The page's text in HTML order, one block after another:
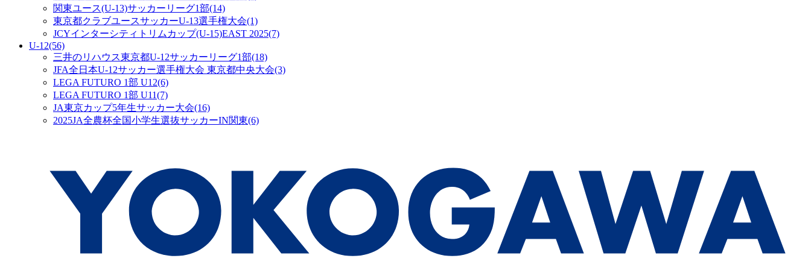
関東ユース(U-13)サッカーリーグ1部(14)
東京都クラブユースサッカーU-13選手権大会(1)
JCYインターシティトリムカップ(U-15)EAST 2025(7)
U-12(56)
三井のリハウス東京都U-12サッカーリーグ1部(18)
JFA全日本U-12サッカー選手権大会 東京都中央大会(3)
LEGA FUTURO 1部 U12(6)
LEGA FUTURO 1部 U11(7)
JA東京カップ5年生サッカー大会(16)
2025JA全農杯全国小学生選抜サッカーIN関東(6)